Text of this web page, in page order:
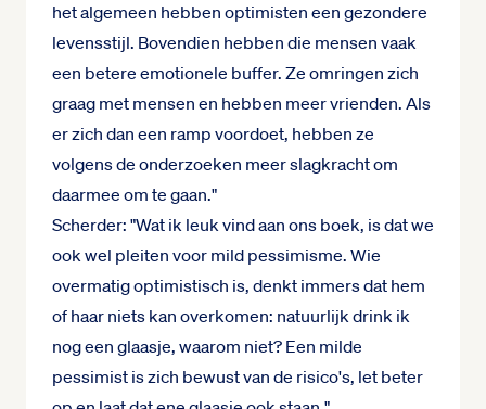
het algemeen hebben optimisten een gezondere
levensstijl. Bovendien hebben die mensen vaak
een betere emotionele buffer. Ze omringen zich
graag met mensen en hebben meer vrienden. Als
er zich dan een ramp voordoet, hebben ze
volgens de onderzoeken meer slagkracht om
daarmee om te gaan."
Scherder: "Wat ik leuk vind aan ons boek, is dat we
ook wel pleiten voor mild pessimisme. Wie
overmatig optimistisch is, denkt immers dat hem
of haar niets kan overkomen: natuurlijk drink ik
nog een glaasje, waarom niet? Een milde
pessimist is zich bewust van de risico's, let beter